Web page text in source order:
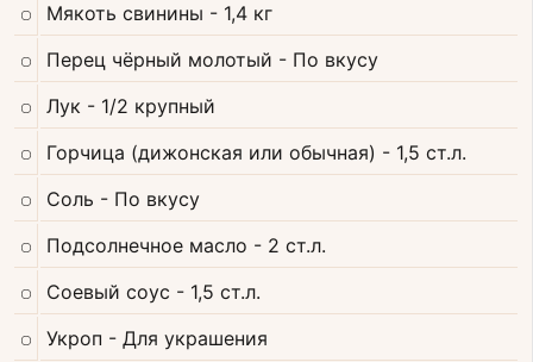
Мякоть свинины - 1,4 кг
Перец чёрный молотый - По вкусу
Лук - 1/2 крупный
Горчица (дижонская или обычная) - 1,5 ст.л.
Соль - По вкусу
Подсолнечное масло - 2 ст.л.
Соевый соус - 1,5 ст.л.
Укроп - Для украшения